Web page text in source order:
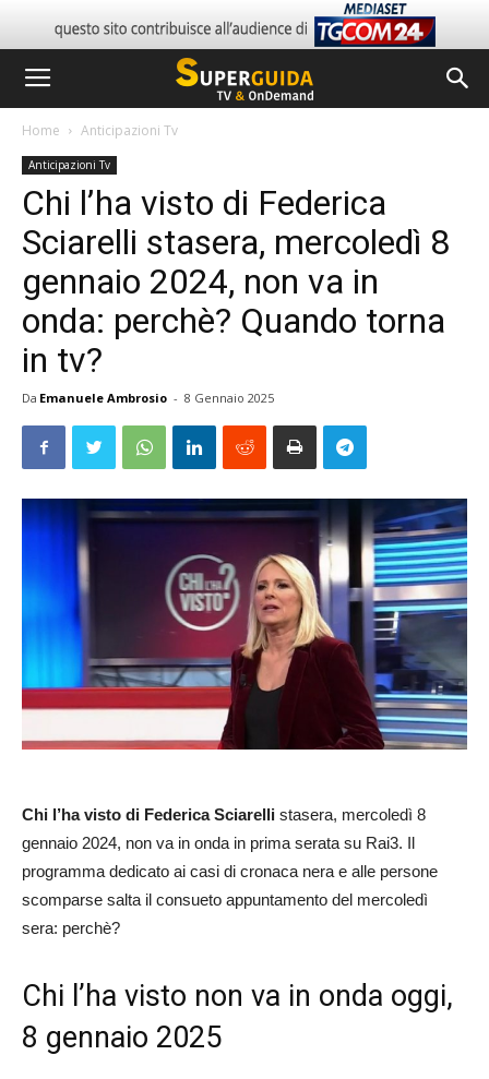
Home Anticipazioni Tv
Anticipazioni Tv
Chi l’ha visto di Federica
Sciarelli stasera, mercoledì 8
gennaio 2024, non va in
onda: perchè? Quando torna
in tv?
Da Emanuele Ambrosio - 8 Gennaio 2025
Chi l’ha visto di Federica Sciarelli stasera, mercoledì 8
gennaio 2024, non va in onda in prima serata su Rai3. Il
programma dedicato ai casi di cronaca nera e alle persone
scomparse salta il consueto appuntamento del mercoledì
sera: perchè?
Chi l’ha visto non va in onda oggi,
8 gennaio 2025